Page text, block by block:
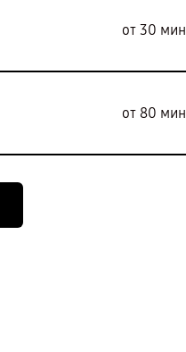
от 30 мин
от 80 мин